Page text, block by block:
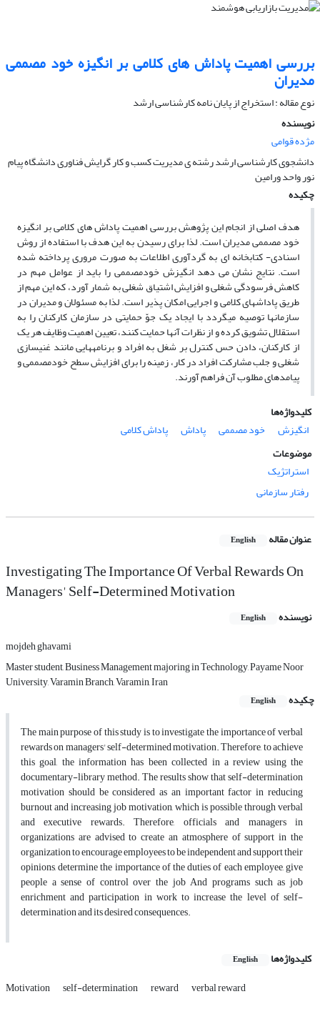
بررسی اهمیت پاداش های کلامی بر انگیزه خود مصممی
مدیران
نوع مقاله : استخراج از پایان نامه کارشناسی ارشد
نویسنده
مژده قوامی
دانشجوی کارشناسی ارشد رشته ی مدیریت کسب و کار گرایش فناوری دانشگاه پیام
نور واحد ورامین
چکیده
هدف اصلی از انجام این پژوهش بررسی اهمیت پاداش های کلامی بر انگیزه
خود مصممی مدیران است. لذا برای رسیدن به این هدف با استفاده از روش
اسنادی- کتابخانه ای به گردآوری اطلاعات به صورت مروری پرداخته شده
است. نتایج نشان می دهد انگیزش خودمصممی را باید از عوامل مهم در
کاهش فرسودگی شغلی و افزایش اشتیاق شغلی به شمار آورد، که این مهم از
طریق پاداش­های کلامی و اجرایی امکان پذیر است. لذا به مسئولان و مدیران در
سازمان­ها توصیه می­گردد با ایجاد یک جوّ حمایتی در سازمان کارکنان را به
استقلال تشویق کرده و از نظرات آن­ها حمایت کنند، تعیین اهمیت وظایف هر یک
از کارکنان، دادن حس کنترل بر شغل به افراد و برنامه­هایی مانند غنی­سازی
شغلی و جلب مشارکت افراد در کار، زمینه را برای افزایش سطح خودمصممی و
پیامدهای مطلوب آن فراهم آورند.
کلیدواژه‌ها
انگیزش
خود مصممی پاداش
پاداش کلامی
موضوعات
استراتژیک
رفتار سازمانی
عنوان مقاله English
Investigating The Importance Of Verbal Rewards On
Managers' Self-Determined Motivation
نویسنده English
mojdeh ghavami
Master student, Business Management majoring in Technology, Payame Noor
University, Varamin Branch, Varamin, Iran
چکیده
English
The main purpose of this study is to investigate the importance of verbal
rewards on managers' self-determined motivation. Therefore, to achieve
this goal, the information has been collected in a review using the
documentary-library method. The results show that self-determination
motivation should be considered as an important factor in reducing
burnout and increasing job motivation, which is possible through verbal
and executive rewards. Therefore, officials and managers in
organizations are advised to create an atmosphere of support in the
organization to encourage employees to be independent and support their
opinions, determine the importance of the duties of each employee, give
people a sense of control over the job And programs such as job
enrichment and participation in work to increase the level of self-
determination and its desired consequences.
کلیدواژه‌ها English
Motivation self-determination reward verbal reward